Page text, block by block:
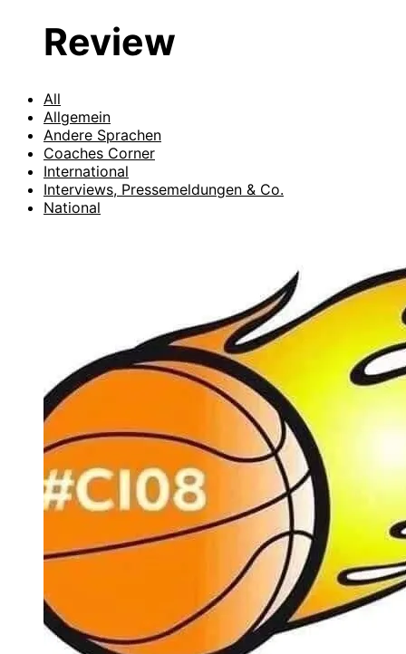
Review
All
Allgemein
Andere Sprachen
Coaches Corner
International
Interviews, Pressemeldungen & Co.
National